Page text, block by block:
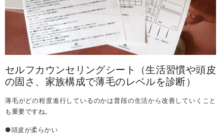
セルフカウンセリングシート（生活習慣や頭皮
の固さ、家族構成で薄毛のレベルを診断）
薄毛がどの程度進行しているのかは普段の生活から改善していくこと
も重要ですね。
●頭皮が柔らかい